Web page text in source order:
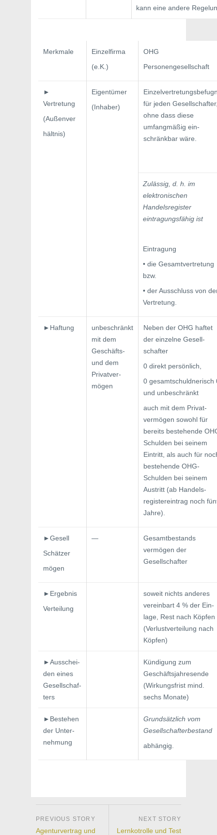
kann eine andere
Merkmale
Einzelfirma
(e.K.)
OHG
Personengesellschaft
►
Vertretung
(Außenver­
hältnis)
Eigentümer
(Inhaber)
für jeden
ohne dass diese
umfangmäßig ein-
schränkbar wäre.
Zulässig, d. h. im
elektronischen
Handelsregister
eintragungsfähig ist
Eintragung
• die Gesamtvertretung
bzw.
• der Ausschluss von
Vertretung.
►Haftung
unbeschränkt
mit dem
Geschäfts-
und dem
Privatver­
mögen
Neben der OHG haftet
der einzelne Gesell­
schafter
0 direkt persönlich,
0 gesamtschuldnerisch
und unbeschränkt
auch mit dem Privat­
vermögen sowohl für
bereits beste­hende
Schulden bei seinem
Eintritt, als auch für
bestehende OHG-
Schulden bei sei­nem
Austritt (ab Handels-
registereintrag noch
Jahre).
►Gesell­
Schätzer­
mögen
—
Gesamtbestands
vermögen der
Gesellschafter
►Ergebnis­
Verteilung
soweit nichts anderes
vereinbart 4 % der Ein­
lage, Rest nach Köpfen
(Verlustverteilung nach
Köpfen)
►Ausschei­
den eines
Gesellschaf­
ters
Kündigung zum
Geschäftsjahresende
(Wirkungsfrist mind.
sechs Monate)
►Bestehen
der Unter­
nehmung
Grundsätzlich vom
Gesellschafterbestand
abhängig.
Agenturvertrag und
Lernkotrolle und Test